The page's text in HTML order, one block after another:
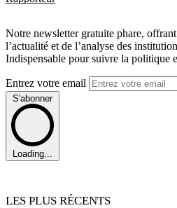
Notre newsletter gratuite phare,
l’actualité et de l’analyse des
Indispensable pour suivre la politique
Entrez votre email
S'abonner
Loading...
LES PLUS RÉCENTS